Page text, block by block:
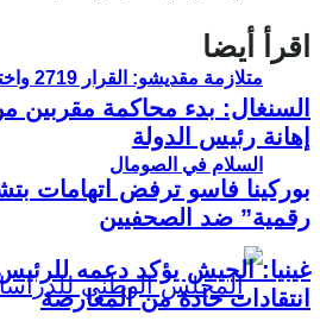
السلام في الصومال
اقرأ أيضا
السنغال: بدء محاكمة مقربين
إهانة رئيس الدولة
بوركينا فاسو ترفض اتهامات
رقمية” ضد الصحفيين
غينيا: الجيش يؤكد دعمه
انتقادات حادة من المعارضة